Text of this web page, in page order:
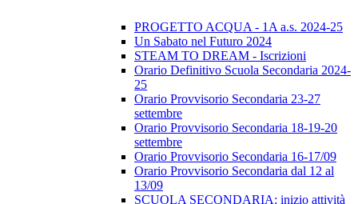
PROGETTO ACQUA - 1A a.s. 2024-25
Un Sabato nel Futuro 2024
STEAM TO DREAM - Iscrizioni
Orario Definitivo Scuola Secondaria 2024-
25
Orario Provvisorio Secondaria 23-27
settembre
Orario Provvisorio Secondaria 18-19-20
settembre
Orario Provvisorio Secondaria 16-17/09
Orario Provvisorio Secondaria dal 12 al
13/09
SCUOLA SECONDARIA: inizio attività